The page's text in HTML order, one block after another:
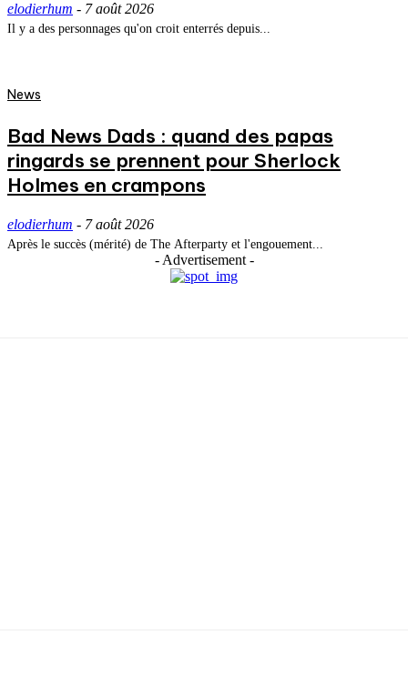
elodierhum - 7 août 2026
Il y a des personnages qu'on croit enterrés depuis...
News
Bad News Dads : quand des papas
ringards se prennent pour Sherlock
Holmes en crampons
elodierhum - 7 août 2026
Après le succès (mérité) de The Afterparty et l'engouement...
- Advertisement -